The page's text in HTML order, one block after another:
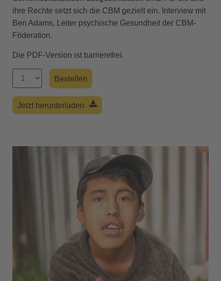
ihre Rechte setzt sich die CBM gezielt ein. Interview mit
Ben Adams, Leiter psychische Gesundheit der CBM-
Föderation.
Die PDF-Version ist barrierefrei.
Jetzt herunterladen